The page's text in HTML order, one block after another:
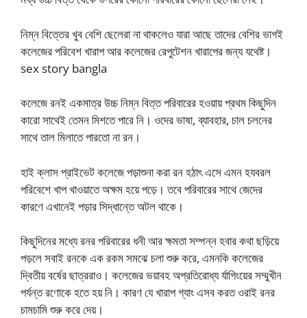
নিম্ন বিত্তের খুব বেশি ছেলেরা না থাকলেও যারা আছে তাদের বেশির ভাগই
কলেজের পরিবেশ খারাপ আর কলেজের রেপুটেশন খারাপের জন্য যথেষ্ট।
sex story bangla
কলেজে রনই একমাত্র উচ্চ নিম্ন বিত্ত পরিবারের হওয়ায় প্রথম কিছুদিন
কারো সাথেই তেমন মিশতে পারে নি। ওদের ভাষা, ব্যাবহার, চাল চলনের
সাথে তাল মিলাতে পারতো না রন।
হাই ক্লাস প্রাইভেট কলেজে পড়াশুনা করা রন হঠাৎ এসে এমন হযবরল
পরিবেশে খাপ খাওয়াতে অক্ষম হয়ে পড়ে। তবে পরিবারের সাথে জেদের
কারণে এখানেই পড়ার সিদ্ধান্তে অটল থাকে।
কিছুদিনের মধ্যে রনর পরিবারের ধনী আর ক্ষমতা সম্পন্ন হবার কথা ছড়িয়ে
পড়লে সবাই রনকে এক রকম সমঝে চলা শুরু করে, এমনকি কলেজের
দ্বিতীয় বর্ষের ছাত্ররাও। কলেজের ভয়াবহ অপ্রতিরোধ্য র্যাগিংয়ের সম্মুখীন
পর্যন্ত রণোকে হতে হয় নি। কারণ যে খারাপ গ্যাং এসব করত ওরাই রনর
চামচামি শুরু করে দেয়।